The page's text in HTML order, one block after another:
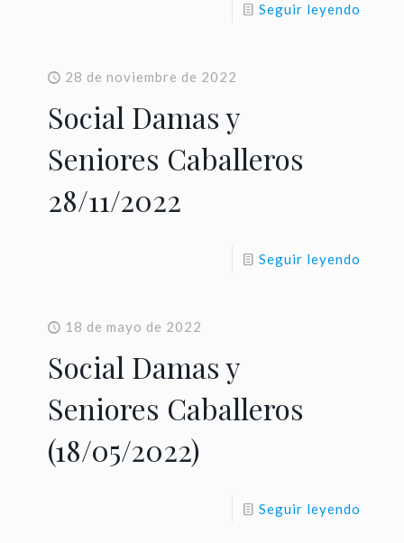
Seguir leyendo
28 de noviembre de 2022
Social Damas y
Seniores Caballeros
28/11/2022
Seguir leyendo
18 de mayo de 2022
Social Damas y
Seniores Caballeros
(18/05/2022)
Seguir leyendo